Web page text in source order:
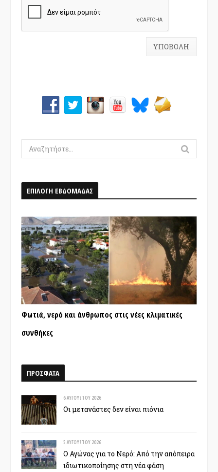
Search
for:
ΕΠΙΛΟΓΗ ΕΒΔΟΜΑΔΑΣ
Φωτιά, νερό και άνθρωπος στις νέες κλιματικές
συνθήκες
ΠΡΟΣΦΑΤΑ
6 ΑΥΓΟΎΣΤΟΥ 2026
Οι μετανάστες δεν είναι πιόνια
5 ΑΥΓΟΎΣΤΟΥ 2026
Ο Αγώνας για το Νερό: Από την απόπειρα
ιδιωτικοποίησης στη νέα φάση